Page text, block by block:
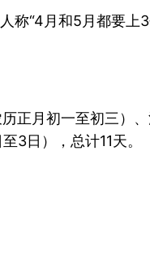
称“4月和5月都要
正月初一至初三）
3日），总计11天。